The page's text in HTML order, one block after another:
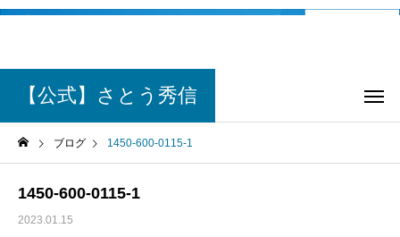
【公式】さとう秀信
ブログ 1450-600-0115-1
1450-600-0115-1
2023.01.15